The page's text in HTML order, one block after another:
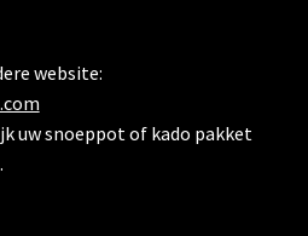
website:
uw snoeppot of kado pakket